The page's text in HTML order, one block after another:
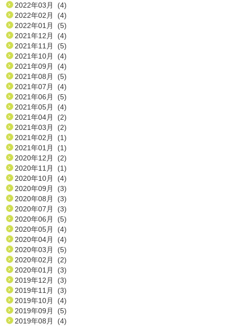
2022年03月 (4)
2022年02月 (4)
2022年01月 (5)
2021年12月 (4)
2021年11月 (5)
2021年10月 (4)
2021年09月 (4)
2021年08月 (5)
2021年07月 (4)
2021年06月 (5)
2021年05月 (4)
2021年04月 (2)
2021年03月 (2)
2021年02月 (1)
2021年01月 (1)
2020年12月 (2)
2020年11月 (1)
2020年10月 (4)
2020年09月 (3)
2020年08月 (3)
2020年07月 (3)
2020年06月 (5)
2020年05月 (4)
2020年04月 (4)
2020年03月 (5)
2020年02月 (2)
2020年01月 (3)
2019年12月 (3)
2019年11月 (3)
2019年10月 (4)
2019年09月 (5)
2019年08月 (4)